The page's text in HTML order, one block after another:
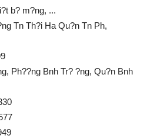
b? m?ng, ...
Tn Th?i Ha Qu?n Tn Ph,
Ph??ng Bnh Tr? ?ng, Qu?n Bnh